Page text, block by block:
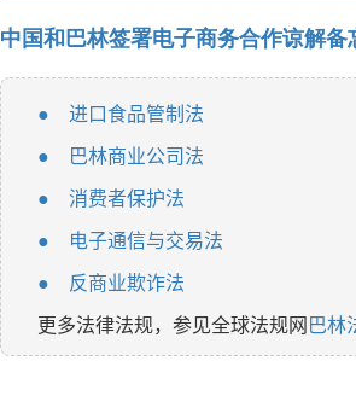
中国和巴林签署电子商务合作谅解备
● 进口食品管制法
● 巴林商业公司法
● 消费者保护法
● 电子通信与交易法
●
反商业欺诈法
更多法律法规，参见全球法规网巴林